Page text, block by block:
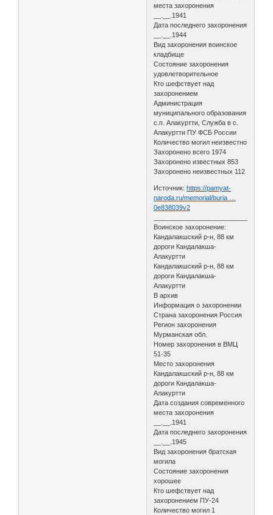
места захоронения
__.__.1941
Дата последнего захоронения
__.__.1944
Вид захоронения воинское
кладбище
Состояние захоронения
удовлетворительное
Кто шефствует над
захоронением
Администрация
муниципального образования
с.п. Алакуртти, Служба в с.
Алакуртти ПУ ФСБ России
Количество могил неизвестно
Захоронено всего 1974
Захоронено известных 853
Захоронено неизвестных 112
Источник:https://pamyat-
naroda.ru/memorial/buria …
0e838039v2
Воинское захоронение:
Кандалакшский р-н, 88 км
дороги Кандалакша-
Алакуртти
Кандалакшский р-н, 88 км
дороги Кандалакша-
Алакуртти
В архив
Информация о захоронении
Страна захоронения Россия
Регион захоронения
Мурманская обл.
Номер захоронения в ВМЦ
51-35
Место захоронения
Кандалакшский р-н, 88 км
дороги Кандалакша-
Алакуртти
Дата создания современного
места захоронения
__.__.1941
Дата последнего захоронения
__.__.1945
Вид захоронения братская
могила
Состояние захоронения
хорошее
Кто шефствует над
захоронением ПУ-24
Количество могил 1